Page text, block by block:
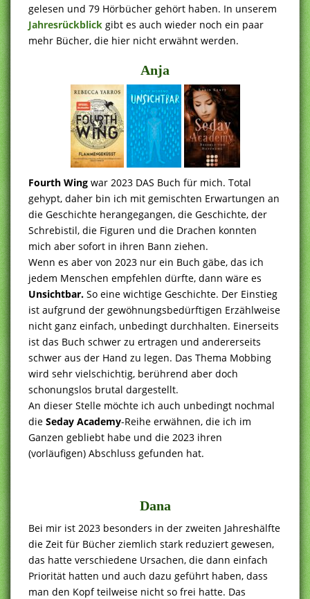
gelesen und 79 Hörbücher gehört haben. In unserem
Jahresrückblick gibt es auch wieder noch ein paar
mehr Bücher, die hier nicht erwähnt werden.
Anja
Fourth Wing war 2023 DAS Buch für mich. Total
gehypt, daher bin ich mit gemischten Erwartungen an
die Geschichte herangegangen, die Geschichte, der
Schrebistil, die Figuren und die Drachen konnten
mich aber sofort in ihren Bann ziehen.
Wenn es aber von 2023 nur ein Buch gäbe, das ich
jedem Menschen empfehlen dürfte, dann wäre es
Unsichtbar. So eine wichtige Geschichte. Der Einstieg
ist aufgrund der gewöhnungsbedürftigen Erzählweise
nicht ganz einfach, unbedingt durchhalten. Einerseits
ist das Buch schwer zu ertragen und andererseits
schwer aus der Hand zu legen. Das Thema Mobbing
wird sehr vielschichtig, berührend aber doch
schonungslos brutal dargestellt.
An dieser Stelle möchte ich auch unbedingt nochmal
die Seday Academy-Reihe erwähnen, die ich im
Ganzen gebliebt habe und die 2023 ihren
(vorläufigen) Abschluss gefunden hat.
Dana
Bei mir ist 2023 besonders in der zweiten Jahreshälfte
die Zeit für Bücher ziemlich stark reduziert gewesen,
das hatte verschiedene Ursachen, die dann einfach
Priorität hatten und auch dazu geführt haben, dass
man den Kopf teilweise nicht so frei hatte. Das